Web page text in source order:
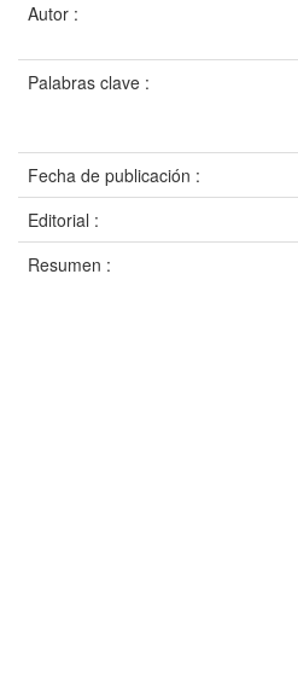
Autor :
Palabras clave :
Fecha de publicación :
Editorial :
Resumen :